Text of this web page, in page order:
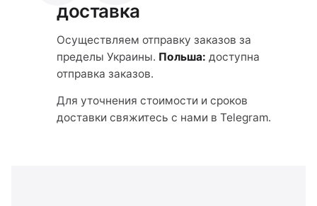
доставка
Осуществляем отправку заказов за
пределы Украины. Польша: доступна
отправка заказов.
Для уточнения стоимости и сроков
доставки свяжитесь с нами в Telegram.